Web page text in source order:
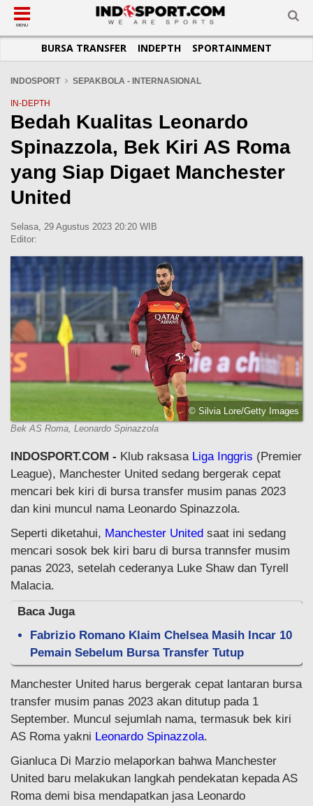
SUB-MENU
SEPAKBOLA
LIGA INGGRIS
LIGA ITALIA
LIGA SPANYOL
LIGA CHAMPIONS
LIGA PRANCIS
LIGA EUROPA
SUB-MENU
SPORTAINMENT
SUB-MENU
OTOMOTIF
OTOMANIA
SUB-MENU
BASKET
FUTSAL
OLIMPIK
E-SPORT
SUB-MENU
JADWAL
SUB-MENU
TOPIK HARI INI
INFOGRAFIS
GALERI FOTO
TEMPAT OLAHRAGA
PASUKAN SEHAT
MENU
BURSA TRANSFER INDEPTH SPORTAINMENT
INDOSPORT SEPAKBOLA - INTERNASIONAL
IN-DEPTH
Bedah Kualitas Leonardo
Spinazzola, Bek Kiri AS Roma
yang Siap Digaet Manchester
United
Selasa, 29 Agustus 2023 20:20 WIB
Editor:
© Silvia Lore/Getty Images
Bek AS Roma, Leonardo Spinazzola
INDOSPORT.COM - Klub raksasa Liga Inggris (Premier
League), Manchester United sedang bergerak cepat
mencari bek kiri di bursa transfer musim panas 2023
dan kini muncul nama Leonardo Spinazzola.
Seperti diketahui, Manchester United saat ini sedang
mencari sosok bek kiri baru di bursa trannsfer musim
panas 2023, setelah cederanya Luke Shaw dan Tyrell
Malacia.
Baca Juga
Fabrizio Romano Klaim Chelsea Masih Incar 10
Pemain Sebelum Bursa Transfer Tutup
Manchester United harus bergerak cepat lantaran bursa
transfer musim panas 2023 akan ditutup pada 1
September. Muncul sejumlah nama, termasuk bek kiri
AS Roma yakni Leonardo Spinazzola.
Gianluca Di Marzio melaporkan bahwa Manchester
United baru melakukan langkah pendekatan kepada AS
Roma demi bisa mendapatkan jasa Leonardo